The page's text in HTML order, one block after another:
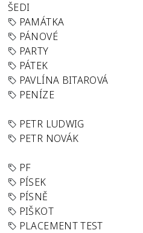
ŠEDI
PAMÁTKA
PÁNOVÉ
PARTY
PÁTEK
PAVLÍNA BITAROVÁ
PENÍZE
PETR LUDWIG
PETR NOVÁK
PF
PÍSEK
PÍSNĚ
PIŠKOT
PLACEMENT TEST